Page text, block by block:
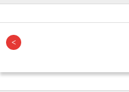
واستقرت أسعار السبيط والكاليماري لتتراوح بين 250